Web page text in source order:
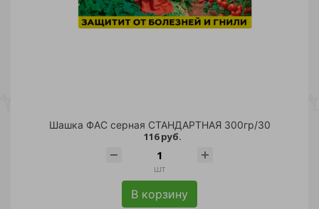
Шашка ФАС серная СТАНДАРТНАЯ 300гр/30
116 руб.
шт
В корзину